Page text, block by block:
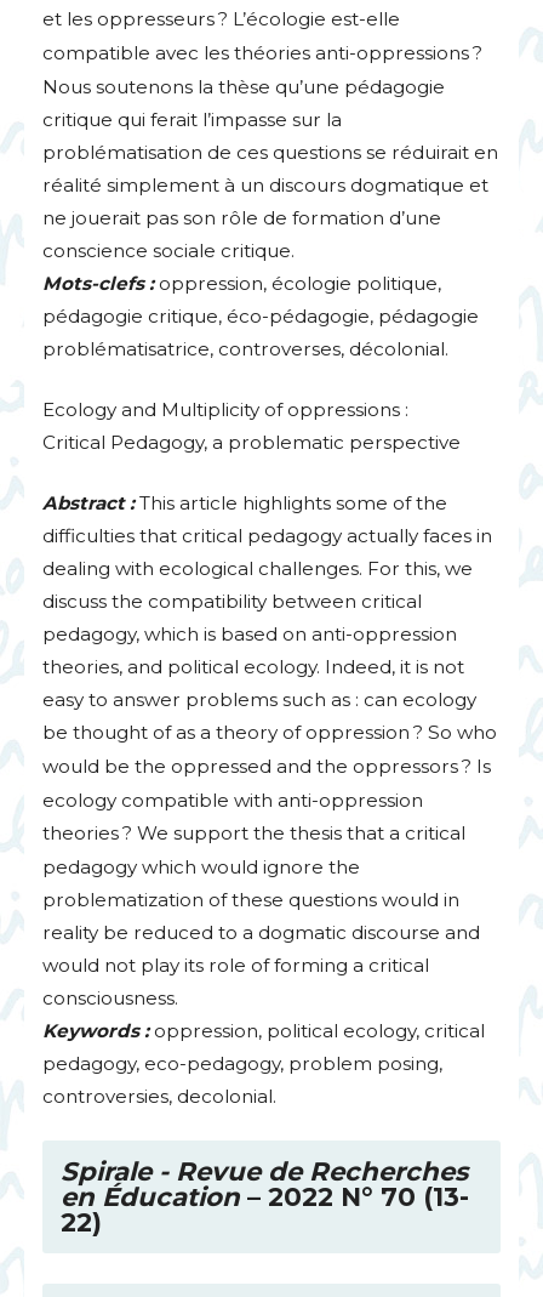
et les oppresseurs? L’écologie est-elle
compatible avec les théories anti-oppressions?
Nous soutenons la thèse qu’une pédagogie
critique qui ferait l’impasse sur la
problématisation de ces questions se réduirait en
réalité simplement à un discours dogmatique et
ne jouerait pas son rôle de formation d’une
conscience sociale critique.
Mots-clefs :oppression, écologie politique,
pédagogie critique, éco-pédagogie, pédagogie
problématisatrice, controverses, décolonial.
Ecology and Multiplicity of oppressions :
Critical Pedagogy, a problematic perspective
Abstract : This article highlights some of the
difficulties that critical pedagogy actually faces in
dealing with ecological challenges. For this, we
discuss the compatibility between critical
pedagogy, which is based on anti-oppression
theories, and political ecology. Indeed, it is not
easy to answer problems such as : can ecology
be thought of as a theory of oppression ? So who
would be the oppressed and the oppressors? Is
ecology compatible with anti-oppression
theories? We support the thesis that a critical
pedagogy which would ignore the
problematization of these questions would in
reality be reduced to a dogmatic discourse and
would not play its role of forming a critical
consciousness.
Keywords : oppression, political ecology, critical
pedagogy, eco-pedagogy, problem posing,
controversies, decolonial.
Spirale - Revue de Recherches
en Éducation – 2022 N° 70 (13-
22)